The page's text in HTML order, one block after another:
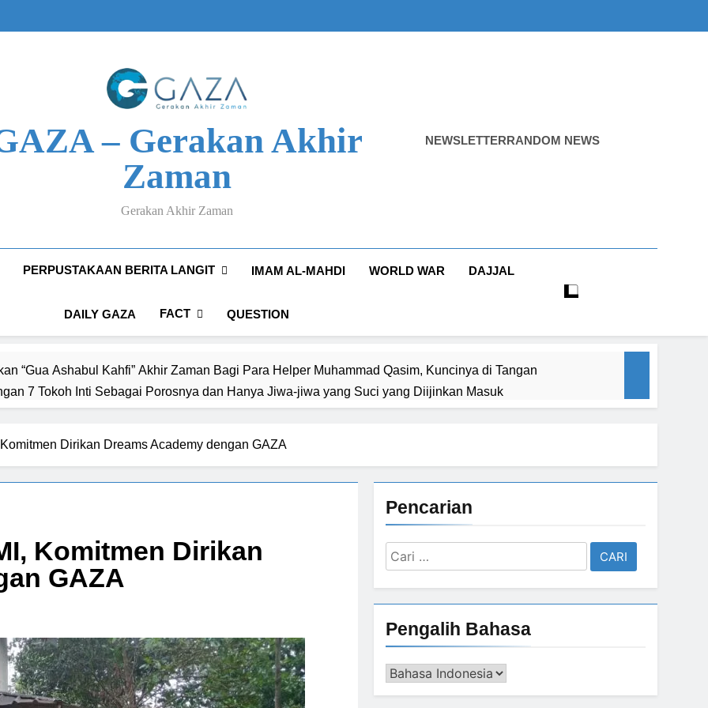
– Gerakan Akhir
Zaman
Gerakan Akhir Zaman
NEWSLETTERRANDOM NEWS
PERPUSTAKAAN BERITA LANGIT IMAM AL-MAHDI WORLD WAR DAJJAL
DAILY GAZA FACT QUESTION
7 Tokoh Inti Sebagai Porosnya dan Hanya Jiwa-jiwa yang Suci yang Diijinkan Masuk
Sebab Calon Imam Mahdi Masalah Tertutup dari Mayoritas Manusia, Kemuliaannya Jauh dari Apa
Kebangkitan Islam Dimulai dari Arah Timur
Mimpi 5 Pemuda Palestina : Rasulullah ﷺ Bersabda Bahwa Muslim Indonesia Sebagai Pembebas Al Quds
Dirikan Dreams Academy dengan GAZA
Komitmen Dirikan
GAZA
Pencarian
Cari
untuk:
Pengalih Bahasa
Pengalih